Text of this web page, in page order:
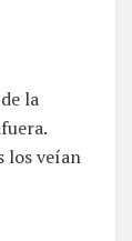
la
los veían